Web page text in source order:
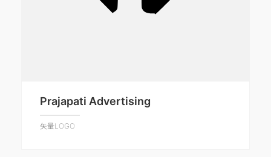
Prajapati Advertising
矢量LOGO